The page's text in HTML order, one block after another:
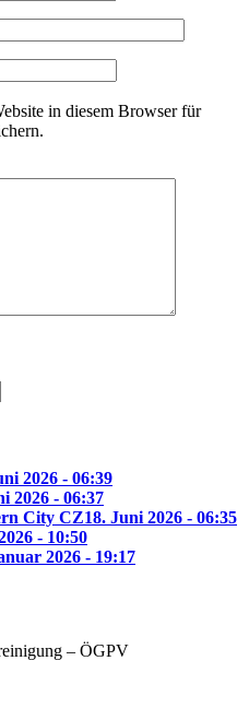
in diesem Browser für
2026 - 06:39
2026 - 06:37
City CZ18. Juni 2026 - 06:35
- 10:50
2026 - 19:17
– ÖGPV